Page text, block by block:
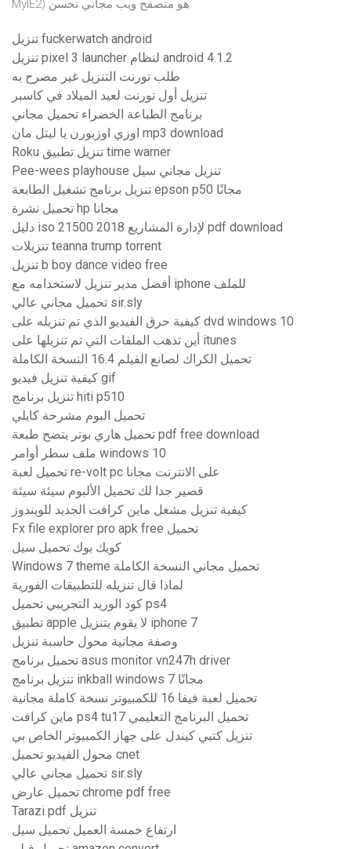
MyIE2) هو متصفح ويب مجاني تحسن
تنزيل fuckerwatch android
تنزيل pixel 3 launcher لنظام android 4.1.2
طلب تورنت التنزيل غير مصرح به
تنزيل أول تورنت لعيد الميلاد في كاسبر
برنامج الطباعة الخضراء تحميل مجاني
اوزي اوزبورن يا ليتل مان mp3 download
Roku تنزيل تطبيق time warner
Pee-wees playhouse تنزيل مجاني سيل
تنزيل برنامج تشغيل الطابعة epson p50 مجانًا
تحميل نشرة hp مجانا
دليل iso 21500 لإدارة المشاريع 2018 pdf download
تنزيلات teanna trump torrent
تنزيل b boy dance video free
أفضل مدير تنزيل لاستخدامه مع iphone للملف
تحميل مجاني عالي sir.sly
كيفية حرق الفيديو الذي تم تنزيله على dvd windows 10
أين تذهب الملفات التي تم تنزيلها على itunes
تحميل الكراك لصانع الفيلم 16.4 النسخة الكاملة
كيفية تنزيل فيديو gif
تنزيل برنامج hiti p510
تحميل البوم مشرحة كايلي
تحميل هاري بوتر يتضح طبعة pdf free download
ملف سطر أوامر windows 10
تحميل لعبة re-volt pc على الانترنت مجانا
قصير جدا لك تحميل الألبوم سيئة سيئة
كيفية تنزيل مشغل ماين كرافت الجديد للويندوز
Fx file explorer pro apk free تحميل
كويك بوك تحميل سيل
Windows 7 theme تحميل مجاني النسخة الكاملة
لماذا قال تنزيله للتطبيقات الفورية
كود الوريد التجريبي تحميل ps4
تطبيق apple لا يقوم بتنزيل iphone 7
وصفة مجانية محول حاسبة تنزيل
تحميل برنامج asus monitor vn247h driver
تنزيل برنامج inkball windows 7 مجانًا
تحميل لعبة فيفا 16 للكمبيوتر نسخة كاملة مجانية
ماين كرافت ps4 tu17 تحميل البرنامج التعليمي
تنزيل كتبي كيندل على جهاز الكمبيوتر الخاص بي
محول الفيديو تحميل cnet
تحميل مجاني عالي sir.sly
تحميل عارض chrome pdf free
Tarazi pdf تنزيل
ارتفاع خمسة العميل تحميل سيل